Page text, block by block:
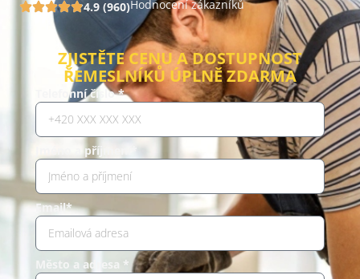
4.9 (960)Hodnocení zákazníků
ZJISTĚTE CENU A DOSTUPNOST
ŘEMESLNÍKŮ ÚPLNĚ ZDARMA
Telefonní číslo *
Jméno a příjmení*
Email*
Město a adresa *